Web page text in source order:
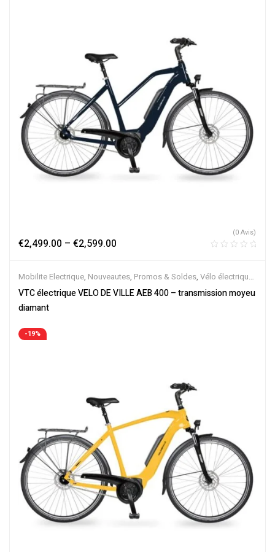
€2,499.00 – €2,599.00
(0 Avis)
Mobilite Electrique, Nouveautes, Promos & Soldes, Vélo électrique
ville,Velos Electriques,VTC Electrique
VTC électrique VELO DE VILLE AEB 400 – transmission moyeu
diamant
-19%